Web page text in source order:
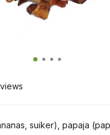
suiker), papaja